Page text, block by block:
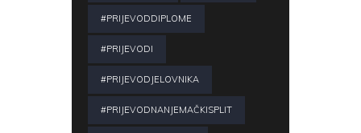
#PRIJEVODDIPLOME
#PRIJEVODI
#PRIJEVODJELOVNIKA
#PRIJEVODNANJEMAČKISPLIT